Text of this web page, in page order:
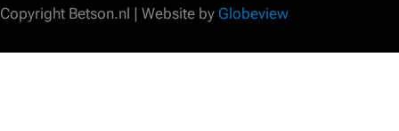
Copyright Betson.nl | Website by Globeview